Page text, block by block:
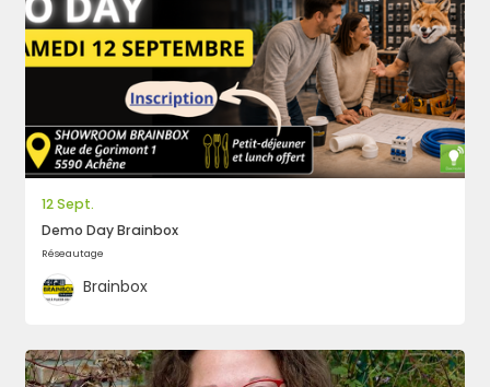
12 Sept.
Demo Day Brainbox
Réseautage
Brainbox